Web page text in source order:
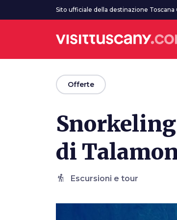
Vai al contenuto principale
Sito ufficiale della destinazione
arrow_backOfferte
di
hiking Escursioni e tour